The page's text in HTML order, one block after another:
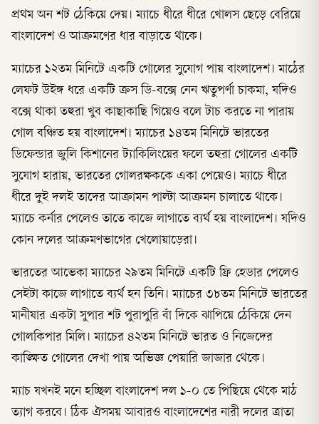
প্রথম অন শট ঠেকিয়ে দেয়। ম্যাচে ধীরে ধীরে খোলস ছেড়ে বেরিয়ে
বাংলাদেশ ও আক্রমণের ধার বাড়াতে থাকে।
ম্যাচের ১২তম মিনিটে একটি গোলের সুযোগ পায় বাংলাদেশ। মাঠের
লেফট উইঙ্গ ধরে একটি ক্রস ডি-বক্সে নেন ঋতুপর্ণা চাকমা, যদিও
বক্সে থাকা তহুরা খুব কাছাকাছি গিয়েও বলে টাচ করতে না পারায়
গোল বঞ্চিত হয় বাংলাদেশ। ম্যাচের ১৪তম মিনিটে ভারতের
ডিফেন্ডার জুলি কিশানের ট্যাকিলিংয়ের ফলে তহুরা গোলের একটি
সুযোগ হারায়, ভারতের গোলরক্ষককে একা পেয়েও। ম্যাচে ধীরে
ধীরে দুই দলই তাদের আক্রামন পাল্টা আক্রমন চালাতে থাকে।
ম্যাচে কর্নার পেলেও তাতে কাজে লাগাতে ব্যর্থ হয় বাংলাদেশ। যদিও
কোন দলের আক্রমণভাগের খেলোয়াড়েরা।
ভারতের আভেকা ম্যাচের ২৯তম মিনিটে একটি ফ্রি হেডার পেলেও
সেইটা কাজে লাগাতে ব্যর্থ হন তিনি। ম্যাচের ৩৮তম মিনিটে ভারতের
মানীষার একটা সুপার শট পুরাপুরি বাঁ দিকে ঝাপিয়ে ঠেকিয়ে দেন
গোলকিপার মিলি। ম্যাচের ৪২তম মিনিটে ভারত ও নিজেদের
কাঙ্ক্ষিত গোলের দেখা পায় অভিজ্ঞ পেয়ারি জাজার থেকে।
ম্যাচ যখনই মনে হচ্ছিল বাংলাদেশ দল ১-০ তে পিছিয়ে থেকে মাঠ
ত্যাগ করবে। ঠিক ঐসময় আবারও বাংলাদেশের নারী দলের ত্রাতা